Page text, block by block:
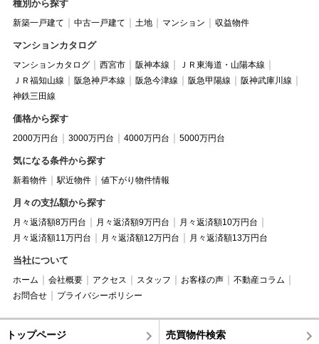
種別から探す
新築一戸建て 中古一戸建て 土地 マンション 収益物件
マンションカタログ
マンションカタログ 西宮市 阪神本線
ＪＲ東海道・山陽本線
ＪＲ福知山線
阪急神戸本線 阪急今津線 阪急甲陽線
阪神武庫川線
神鉄三田線
価格から探す
2000万円台 3000万円台 4000万円台 5000万円台
気になる条件から探す
新着物件 駅近物件 値下がり物件情報
月々の支払額から探す
月々返済額8万円台 月々返済額9万円台
月々返済額10万円台
月々返済額11万円台
月々返済額12万円台 月々返済額13万円台
当社について
ホーム 会社概要 アクセス スタッフ お客様の声
不動産コラム
お問合せ
プライバシーポリシー
トップページ 売買物件検索